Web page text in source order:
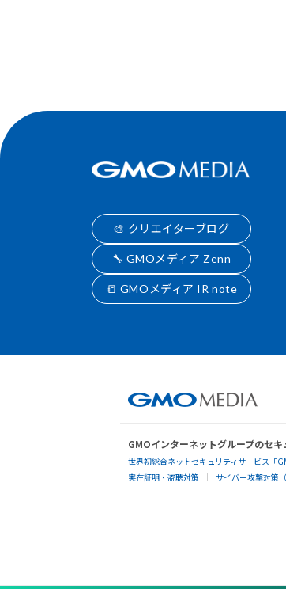
🎨 クリエイターブログ
🔧 GMOメディア Zenn
📒 GMOメディア IR note
GMOインターネットグループのセ
世界初総合ネットセキュリティサービス「
実在証明・盗聴対策
サイバー攻撃対策